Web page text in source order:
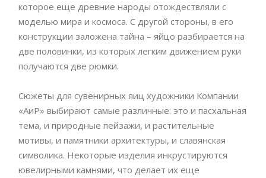
которое еще древние народы отождествляли с
моделью мира и космоса. С другой стороны, в его
конструкции заложена тайна – яйцо разбирается на
две половинки, из которых легким движением руки
получаются две рюмки.
Сюжеты для сувенирных яиц художники Компании
«АиР» выбирают самые различные: это и пасхальная
тема, и природные пейзажи, и растительные
мотивы, и памятники архитектуры, и славянская
символика. Некоторые изделия инкрустируются
ювелирными камнями, что делает их еще